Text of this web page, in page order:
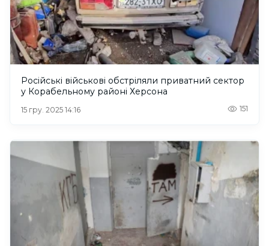
Російські військові обстріляли приватний сектор
у Корабельному районі Херсона
15 гру. 2025 14:16 151